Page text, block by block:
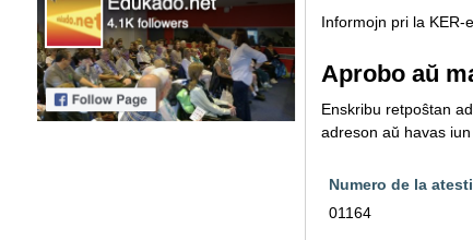
Informojn pri la KER-
Aprobo aŭ
Enskribu retpoŝtan
adreson aŭ havas
Numero de la
01164